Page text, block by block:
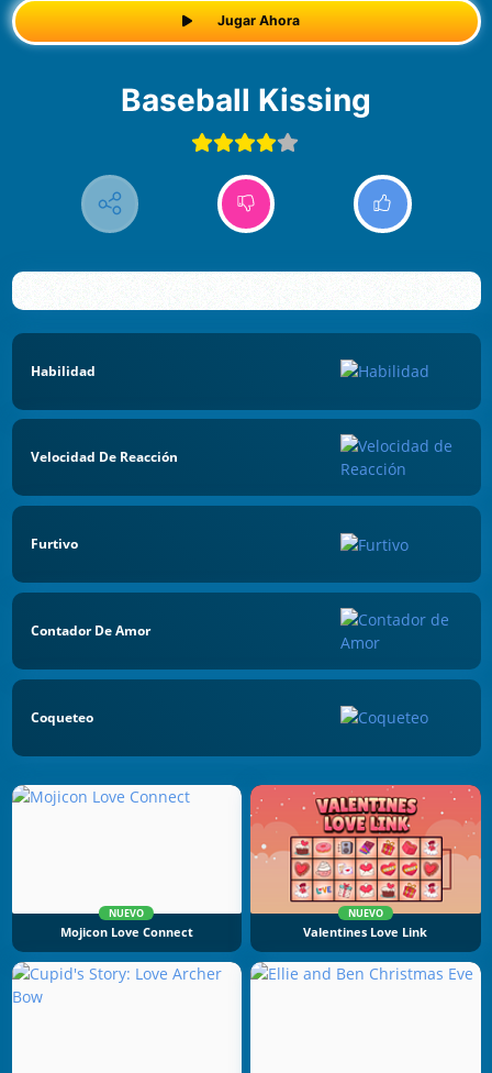
Jugar Ahora
Baseball Kissing
Habilidad
Velocidad De Reacción
Furtivo
Contador De Amor
Coqueteo
NUEVO
Mojicon Love Connect
NUEVO
Valentines Love Link